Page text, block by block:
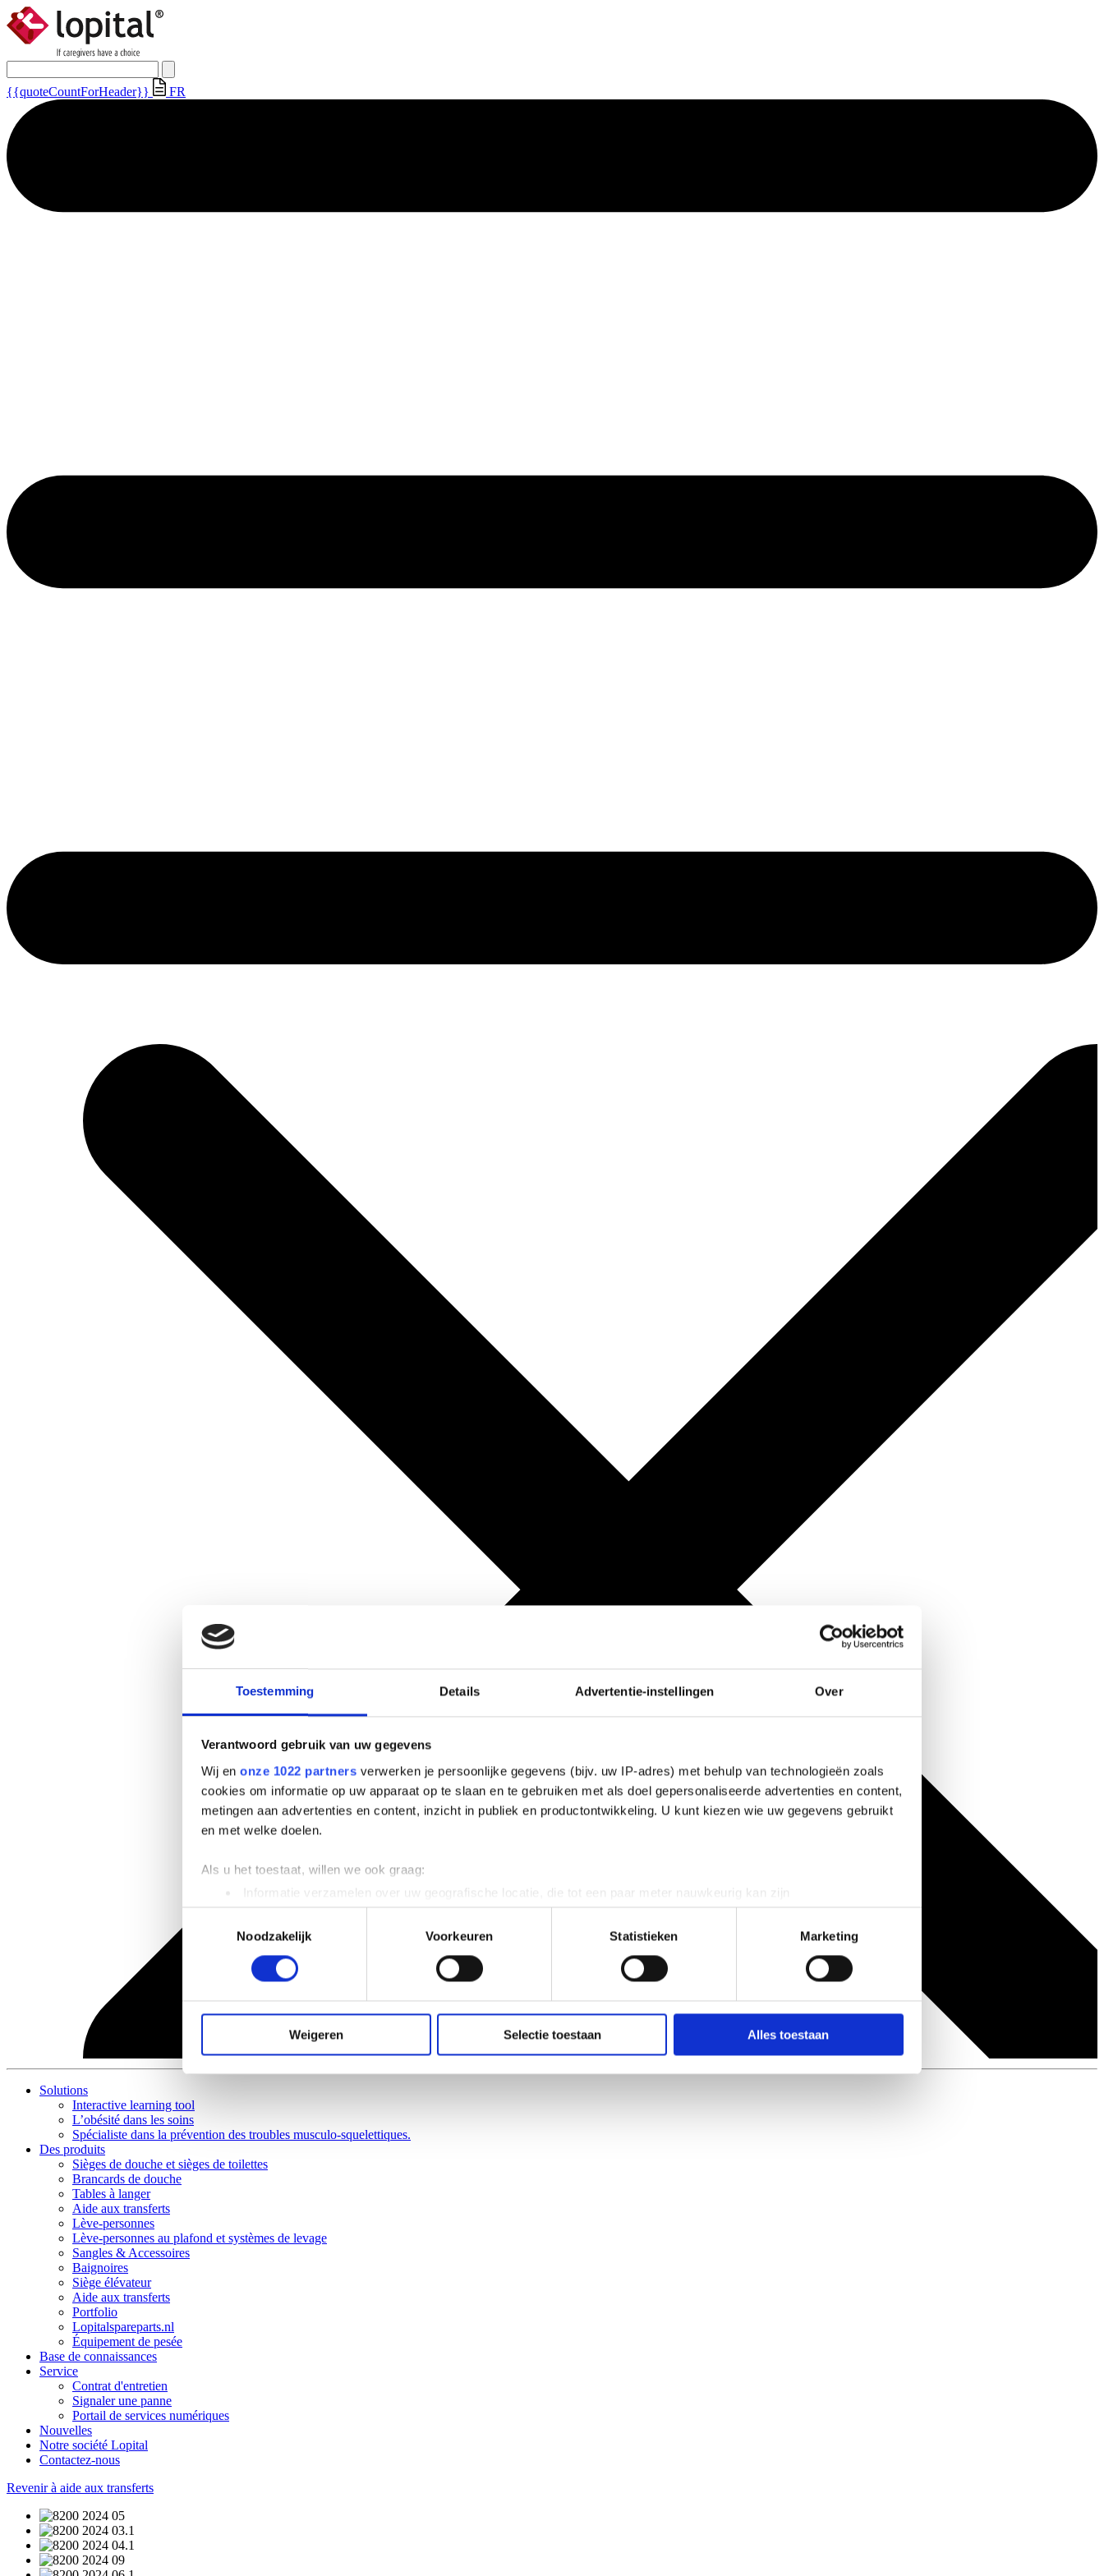
Toestemming Details Advertentie-instellingen Over
Verantwoord gebruik van uw gegevens
Wij en onze 1022 partners verwerken je persoonlijke gegevens (bijv. uw IP-adres) met behulp van technologieën zoals
cookies om informatie op uw apparaat op te slaan en te gebruiken met als doel gepersonaliseerde advertenties en content,
metingen aan advertenties en content, inzicht in publiek en productontwikkeling. U kunt kiezen wie uw gegevens gebruikt
en met welke doelen.
Als u het toestaat, willen we ook graag:
Informatie verzamelen over uw geografische locatie, die tot een paar meter nauwkeurig kan zijn
Uw apparaat identificeren door het actief te scannen op specifieke eigenschappen (fingerprinting)
Lees meer over hoe uw persoonlijke gegevens worden verwerkt en stel uw voorkeuren in het
detailgedeeltein. U kunt uw
toestemming op elk moment wijzigen of intrekken in de Cookieverklaring.
websiteverkeer te analyseren. Ook delen we informatie over uw gebruik van onze site met onze partners voor social
media, adverteren en analyse. Deze partners kunnen deze gegevens combineren met andere informatie die u aan ze heeft
verstrekt of die ze hebben verzameld op basis van uw gebruik van hun services.
Noodzakelijk
Voorkeuren Statistieken Marketing
Weigeren Selectie toestaan Alles toestaan
{{quoteCountForHeader}} FR
Solutions
Interactive learning tool
L’obésité dans les soins
Spécialiste dans la prévention des troubles musculo-squelettiques.
Des produits
Sièges de douche et sièges de toilettes
Brancards de douche
Tables à langer
Aide aux transferts
Lève-personnes
Lève-personnes au plafond et systèmes de levage
Sangles & Accessoires
Baignoires
Siège élévateur
Aide aux transferts
Portfolio
Lopitalspareparts.nl
Équipement de pesée
Base de connaissances
Service
Contrat d'entretien
Signaler une panne
Portail de services numériques
Nouvelles
Notre société Lopital
Contactez-nous
Revenir à aide aux transferts